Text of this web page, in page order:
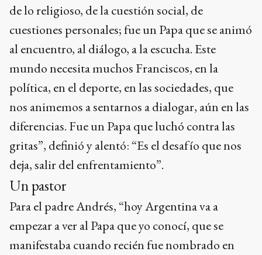
de lo religioso, de la cuestión social, de
cuestiones personales; fue un Papa que se animó
al encuentro, al diálogo, a la escucha. Este
mundo necesita muchos Franciscos, en la
política, en el deporte, en las sociedades, que
nos animemos a sentarnos a dialogar, aún en las
diferencias. Fue un Papa que luchó contra las
gritas”, definió y alentó: “Es el desafío que nos
deja, salir del enfrentamiento”.
Un pastor
Para el padre Andrés, “hoy Argentina va a
empezar a ver al Papa que yo conocí, que se
manifestaba cuando recién fue nombrado en